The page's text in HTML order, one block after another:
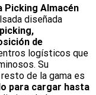
Picking Almacén
diseñada
de
logísticos que
Su
de la gama es
para cargar hasta